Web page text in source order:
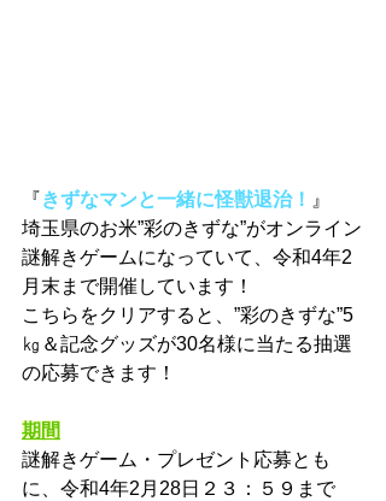
『きずなマンと一緒に怪獣退治！ 』
埼玉県のお米”彩のきずな”がオンライン
謎解きゲームになっていて、令和4年2
月末まで開催しています！
こちらをクリアすると、”彩のきずな”5
㎏＆記念グッズが30名様に当たる抽選
の応募できます！
期間
謎解きゲーム・プレゼント応募とも
に、令和4年2月28日２３：５９まで